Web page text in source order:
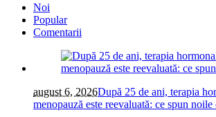
Noi
Popular
Comentarii
august 6, 2026După 25 de ani, terapia
menopauză este reevaluată: ce spun noile